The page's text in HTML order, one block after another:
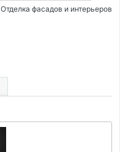
Отделка фасадов и интерьеров